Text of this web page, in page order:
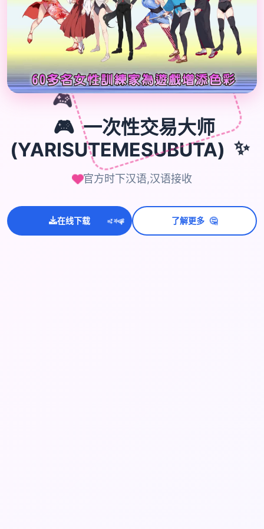
🎮
🎮 一次性交易大师
(YARISUTEMESUBUTA) ✨
官方时下汉语,汉语接收
在线下载 ✨⭐💫 了解更多 🤔